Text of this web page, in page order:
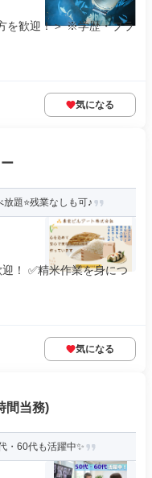
を歓迎！＞ ※学歴・ブラ
気になる
題⭐残業なしも可♪
！ ✅精米作業を身につ
気になる
間当務)
・60代も活躍中✨